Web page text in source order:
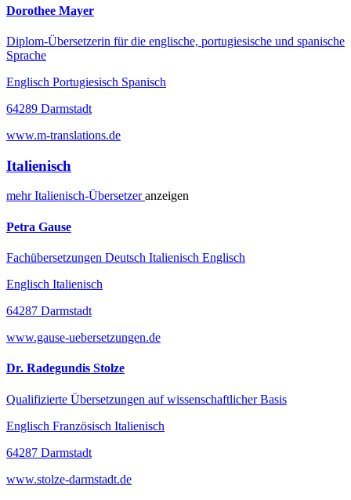
Dorothee Mayer
Diplom-Übersetzerin für die englische, portugiesische und spanische
Sprache
Englisch Portugiesisch Spanisch
64289 Darmstadt
www.m-translations.de
Italienisch
mehrItalienisch-Übersetzeranzeigen
Petra Gause
Fachübersetzungen Deutsch Italienisch Englisch
Englisch Italienisch
64287 Darmstadt
www.gause-uebersetzungen.de
Dr. Radegundis Stolze
Qualifizierte Übersetzungen auf wissenschaftlicher Basis
Englisch Französisch Italienisch
64287 Darmstadt
www.stolze-darmstadt.de